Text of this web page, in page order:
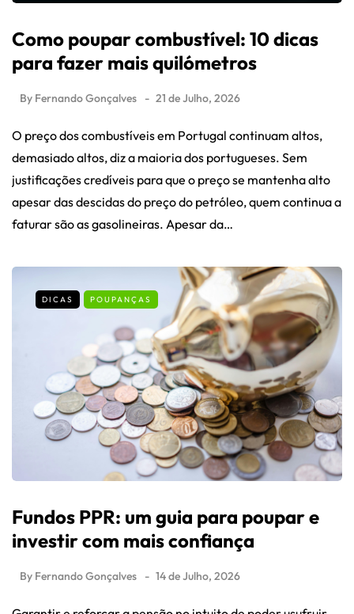
Como poupar combustível: 10 dicas
para fazer mais quilómetros
By Fernando Gonçalves 21 de Julho, 2026
O preço dos combustíveis em Portugal continuam altos,
demasiado altos, diz a maioria dos portugueses. Sem
justificações credíveis para que o preço se mantenha alto
apesar das descidas do preço do petróleo, quem continua a
faturar são as gasolineiras. Apesar da…
DICAS POUPANÇAS
Fundos PPR: um guia para poupar e
investir com mais confiança
By Fernando Gonçalves 14 de Julho, 2026